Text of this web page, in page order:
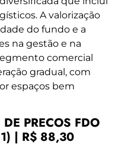
A valorização
do fundo e a
na gestão e na
comercial
gradual, com
espaços bem
PRECOS FDO
| R$ 88,30